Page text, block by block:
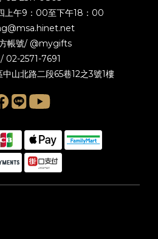
上午9：00至下午18：00
帳號/ @mygifts
02-2571-7691
山北路二段65巷12之3號1樓